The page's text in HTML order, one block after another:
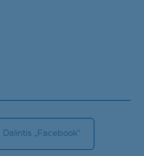
Dalintis „Facebook“